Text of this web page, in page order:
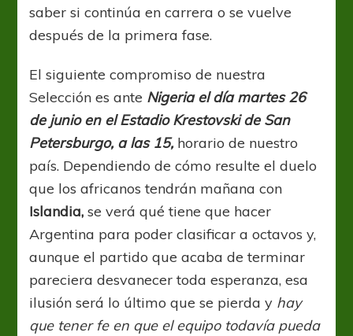
saber si continúa en carrera o se vuelve
después de la primera fase.
El siguiente compromiso de nuestra
Selección es ante Nigeria el día martes 26
de junio en el Estadio Krestovski de San
Petersburgo, a las 15, horario de nuestro
país. Dependiendo de cómo resulte el duelo
que los africanos tendrán mañana con
Islandia, se verá qué tiene que hacer
Argentina para poder clasificar a octavos y,
aunque el partido que acaba de terminar
pareciera desvanecer toda esperanza, esa
ilusión será lo último que se pierda y hay
que tener fe en que el equipo todavía pueda